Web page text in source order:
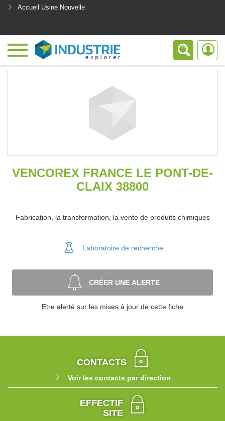
Accueil Usine Nouvelle
VENCOREX FRANCE LE PONT-DE-
CLAIX 38800
Fabrication, la transformation, la vente de produits chimiques
Laboratoire de recherche
CRÉER UNE ALERTE
Etre alerté sur les mises à jour de cette fiche
CONTACTS
Voir les contacts par direction
EFFECTIF
SITE